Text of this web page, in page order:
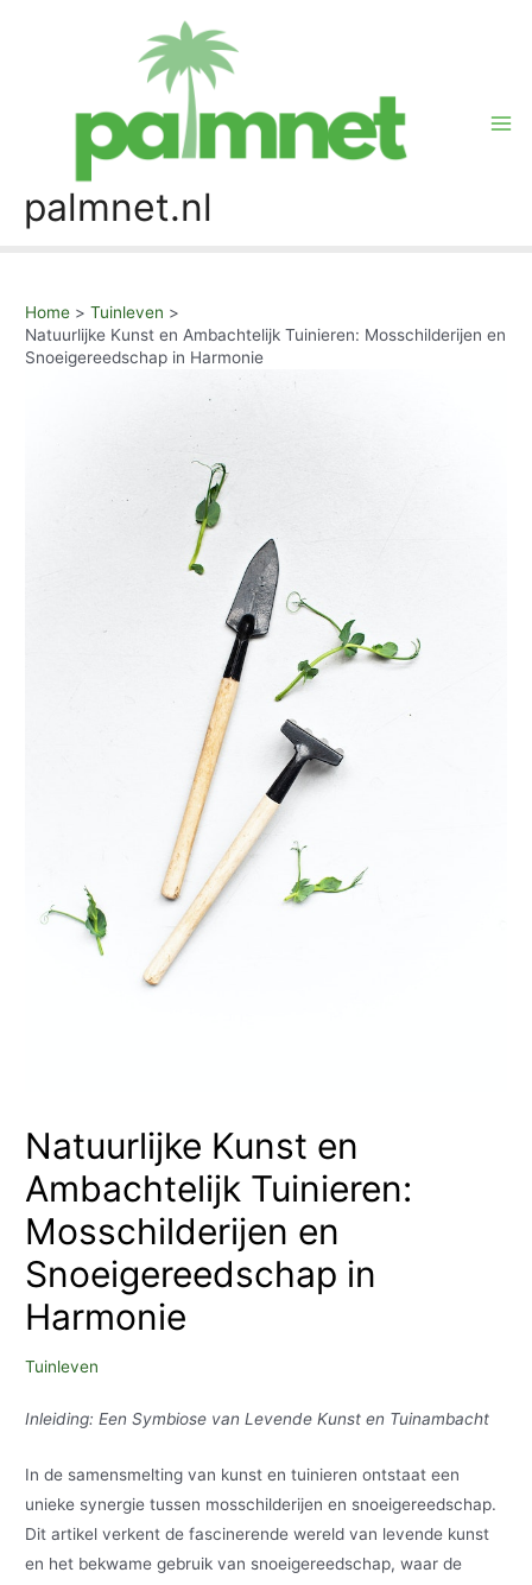
palmnet.nl
Home
Tuinleven
Natuurlijke Kunst en Ambachtelijk Tuinieren: Mosschilderijen en
Snoeigereedschap in Harmonie
Natuurlijke Kunst en
Ambachtelijk Tuinieren:
Mosschilderijen en
Snoeigereedschap in
Harmonie
Tuinleven
Inleiding: Een Symbiose van Levende Kunst en Tuinambacht
In de samensmelting van kunst en tuinieren ontstaat een
unieke synergie tussen mosschilderijen en snoeigereedschap.
Dit artikel verkent de fascinerende wereld van levende kunst
en het bekwame gebruik van snoeigereedschap, waar de